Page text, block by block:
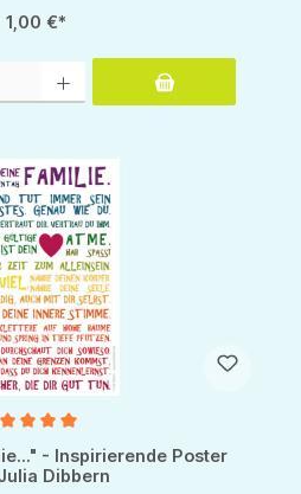
1,00 €*
- Inspirierende Poster
Dibbern